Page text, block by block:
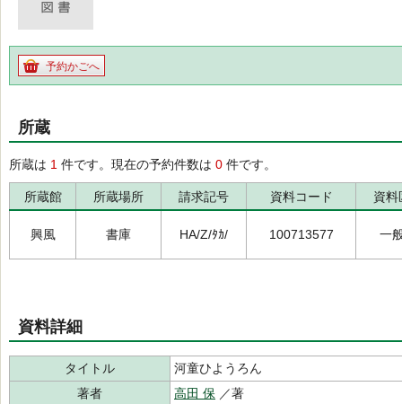
予約かごへ
所蔵
所蔵は 1 件です。現在の予約件数は 0 件です。
所蔵館 所蔵場所 請求記号 資料コード 資料
興風 書庫 HA/Z/ﾀｶ/ 100713577 一
資料詳細
タイトル
河童ひようろん
著者
高田 保 ／著